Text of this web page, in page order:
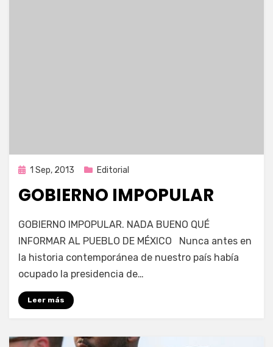
Publicada
1 Sep, 2013 Editorial
GOBIERNO IMPOPULAR
porEnrique
GOBIERNO IMPOPULAR. NADA BUENO QUÉ
INFORMAR AL PUEBLO DE MÉXICO Nunca antes en
la historia contemporánea de nuestro país había
ocupado la presidencia de…
Leer más